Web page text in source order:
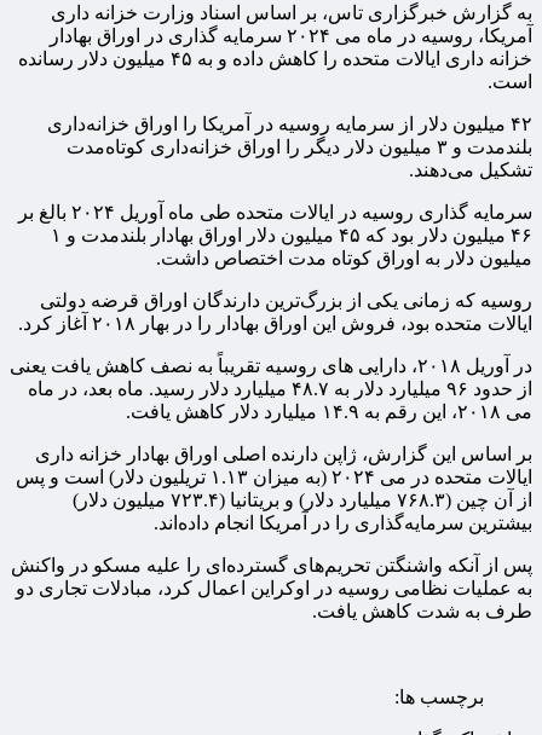
به گزارش خبرگزاری تاس، بر اساس اسناد وزارت خزانه داری
آمریکا، روسیه در ماه می ۲۰۲۴ سرمایه گذاری در اوراق بهادار
خزانه داری ایالات متحده را کاهش داده و به ۴۵ میلیون دلار رسانده
است.
۴۲ میلیون دلار از سرمایه روسیه در آمریکا را اوراق خزانه‌داری
بلندمدت و ۳ میلیون دلار دیگر را اوراق خزانه‌داری کوتاه‌مدت
تشکیل می‌دهند.
سرمایه گذاری روسیه در ایالات متحده طی ماه آوریل ۲۰۲۴ بالغ بر
۴۶ میلیون دلار بود که ۴۵ میلیون دلار اوراق بهادار بلندمدت و ۱
میلیون دلار به اوراق کوتاه مدت اختصاص داشت.
روسیه که زمانی یکی از بزرگ‌ترین دارندگان اوراق قرضه دولتی
ایالات متحده بود، فروش این اوراق بهادار را در بهار ۲۰۱۸ آغاز کرد.
در آوریل ۲۰۱۸، دارایی های روسیه تقریباً به نصف کاهش یافت یعنی
از حدود ۹۶ میلیارد دلار به ۴۸.۷ میلیارد دلار رسید. ماه بعد، در ماه
می ۲۰۱۸، این رقم به ۱۴.۹ میلیارد دلار کاهش یافت.
بر اساس این گزارش، ژاپن دارنده اصلی اوراق بهادار خزانه داری
ایالات متحده در می ۲۰۲۴ (به میزان ۱.۱۳ تریلیون دلار) است و پس
از آن چین (۷۶۸.۳ میلیارد دلار) و بریتانیا (۷۲۳.۴ میلیون دلار)
بیشترین سرمایه‌گذاری را در آمریکا انجام داده‌اند.
پس از آنکه واشنگتن تحریم‌های گسترده‌ای را علیه مسکو در واکنش
به عملیات نظامی روسیه در اوکراین اعمال کرد، مبادلات تجاری دو
طرف به شدت کاهش یافت.
برچسب ها: